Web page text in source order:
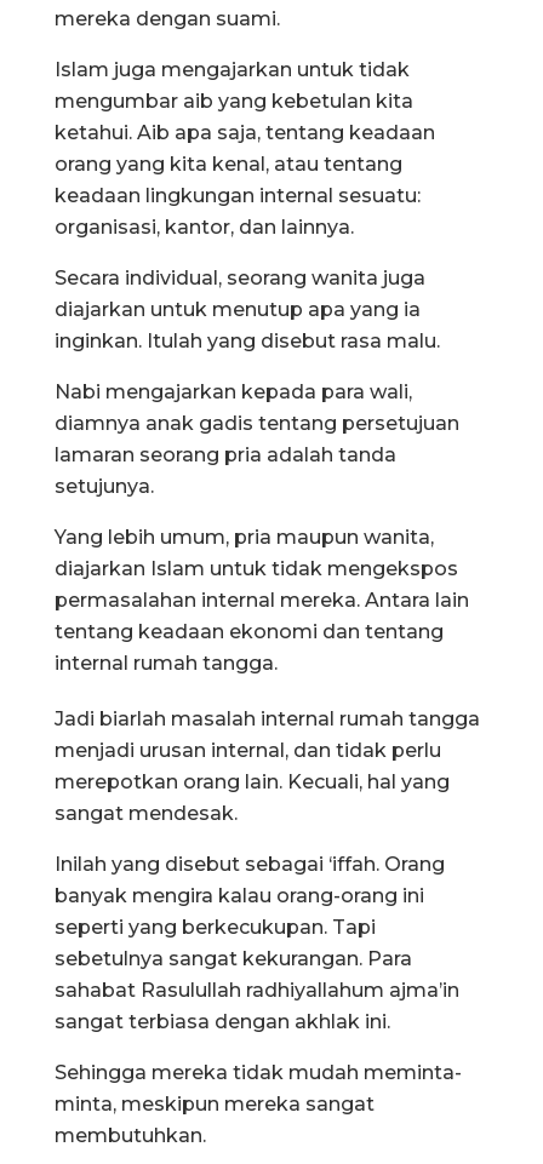
mereka dengan suami.
Islam juga mengajarkan untuk tidak
mengumbar aib yang kebetulan kita
ketahui. Aib apa saja, tentang keadaan
orang yang kita kenal, atau tentang
keadaan lingkungan internal sesuatu:
organisasi, kantor, dan lainnya.
Secara individual, seorang wanita juga
diajarkan untuk menutup apa yang ia
inginkan. Itulah yang disebut rasa malu.
Nabi mengajarkan kepada para wali,
diamnya anak gadis tentang persetujuan
lamaran seorang pria adalah tanda
setujunya.
Yang lebih umum, pria maupun wanita,
diajarkan Islam untuk tidak mengekspos
permasalahan internal mereka. Antara lain
tentang keadaan ekonomi dan tentang
internal rumah tangga.
Jadi biarlah masalah internal rumah tangga
menjadi urusan internal, dan tidak perlu
merepotkan orang lain. Kecuali, hal yang
sangat mendesak.
Inilah yang disebut sebagai ‘iffah. Orang
banyak mengira kalau orang-orang ini
seperti yang berkecukupan. Tapi
sebetulnya sangat kekurangan. Para
sahabat Rasulullah radhiyallahum ajma’in
sangat terbiasa dengan akhlak ini.
Sehingga mereka tidak mudah meminta-
minta, meskipun mereka sangat
membutuhkan.